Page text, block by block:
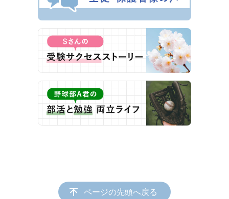
ページの先頭へ戻る